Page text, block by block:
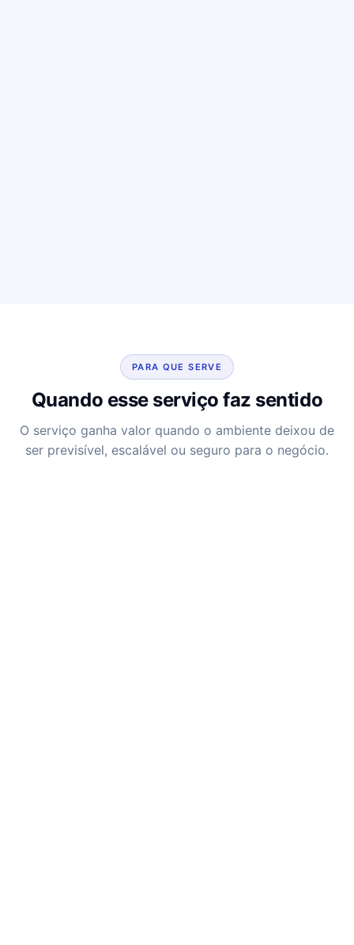
PARA QUE SERVE
Quando esse serviço faz sentido
O serviço ganha valor quando o ambiente deixou de
ser previsível, escalável ou seguro para o negócio.